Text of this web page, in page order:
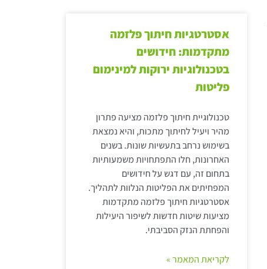
אסטרטגיות חיתוך פלזמה
מתקדמות: חידושים
בטכנולוגיות ירוקות למינימום
פליטות
טכנולוגיית חיתוך פלזמה מציעה פתרון
מהיר ויעיל לחיתוך מתכות, והיא נמצאת
בשימוש נרחב בתעשיות שונות. בשנים
האחרונות, חלו התפתחויות משמעותיות
בתחום זה, עם דגש על חידושים
המפחיתים את הפליטות הנלוות לתהליך.
אסטרטגיות חיתוך פלזמה מתקדמות
מציעות שיטות חדשות לשיפור היעילות
והפחתת הנזק הסביבתי.
לקריאת המאמר »